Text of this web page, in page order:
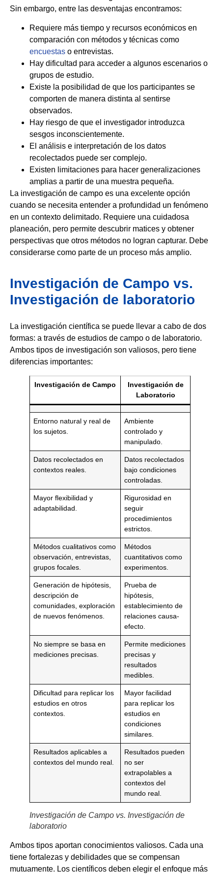
Sin embargo, entre las desventajas encontramos:
Requiere más tiempo y recursos económicos en
comparación con métodos y técnicas como
encuestas o entrevistas.
Hay dificultad para acceder a algunos escenarios o
grupos de estudio.
Existe la posibilidad de que los participantes se
comporten de manera distinta al sentirse
observados.
Hay riesgo de que el investigador introduzca
sesgos inconscientemente.
El análisis e interpretación de los datos
recolectados puede ser complejo.
Existen limitaciones para hacer generalizaciones
amplias a partir de una muestra pequeña.
La investigación de campo es una excelente opción
cuando se necesita entender a profundidad un fenómeno
en un contexto delimitado. Requiere una cuidadosa
planeación, pero permite descubrir matices y obtener
perspectivas que otros métodos no logran capturar. Debe
considerarse como parte de un proceso más amplio.
Investigación de Campo vs.
Investigación de laboratorio
La investigación científica se puede llevar a cabo de dos
formas: a través de estudios de campo o de laboratorio.
Ambos tipos de investigación son valiosos, pero tiene
diferencias importantes:
Investigación de Campo
Investigación de
Laboratorio
Entorno natural y real de
los sujetos.
Ambiente
controlado y
manipulado.
Datos recolectados en
contextos reales.
Datos recolectados
bajo condiciones
controladas.
Mayor flexibilidad y
adaptabilidad.
Rigurosidad en
seguir
procedimientos
estrictos.
Métodos cualitativos como
observación, entrevistas,
grupos focales.
Métodos
cuantitativos como
experimentos.
Generación de hipótesis,
descripción de
comunidades, exploración
de nuevos fenómenos.
Prueba de
hipótesis,
establecimiento de
relaciones causa-
efecto.
No siempre se basa en
mediciones precisas.
Permite mediciones
precisas y
resultados
medibles.
Dificultad para replicar los
estudios en otros
contextos.
Mayor facilidad
para replicar los
estudios en
condiciones
similares.
Resultados aplicables a
contextos del mundo real.
Resultados pueden
no ser
extrapolables a
contextos del
mundo real.
Investigación de Campo vs. Investigación de
laboratorio
Ambos tipos aportan conocimientos valiosos. Cada una
tiene fortalezas y debilidades que se compensan
mutuamente. Los científicos deben elegir el enfoque más